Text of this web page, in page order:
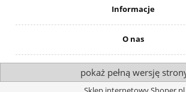
Informacje
O nas
pokaż pełną wersję